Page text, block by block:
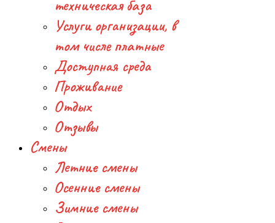
техническая база
Услуги организации, в
том числе платные
Доступная среда
Проживание
Отдых
Отзывы
Смены
Летние смены
Осенние смены
Зимние смены